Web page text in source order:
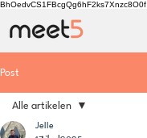
BhOedvCS1FBcgQg6hF2ks7Xnzc8O0f
Post
Alle artikelen
Jelle